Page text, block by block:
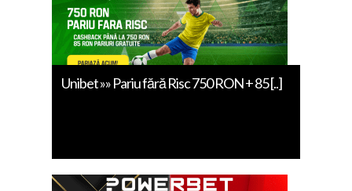
Unibet »» Pariu fără Risc 750 RON + 85 [..]